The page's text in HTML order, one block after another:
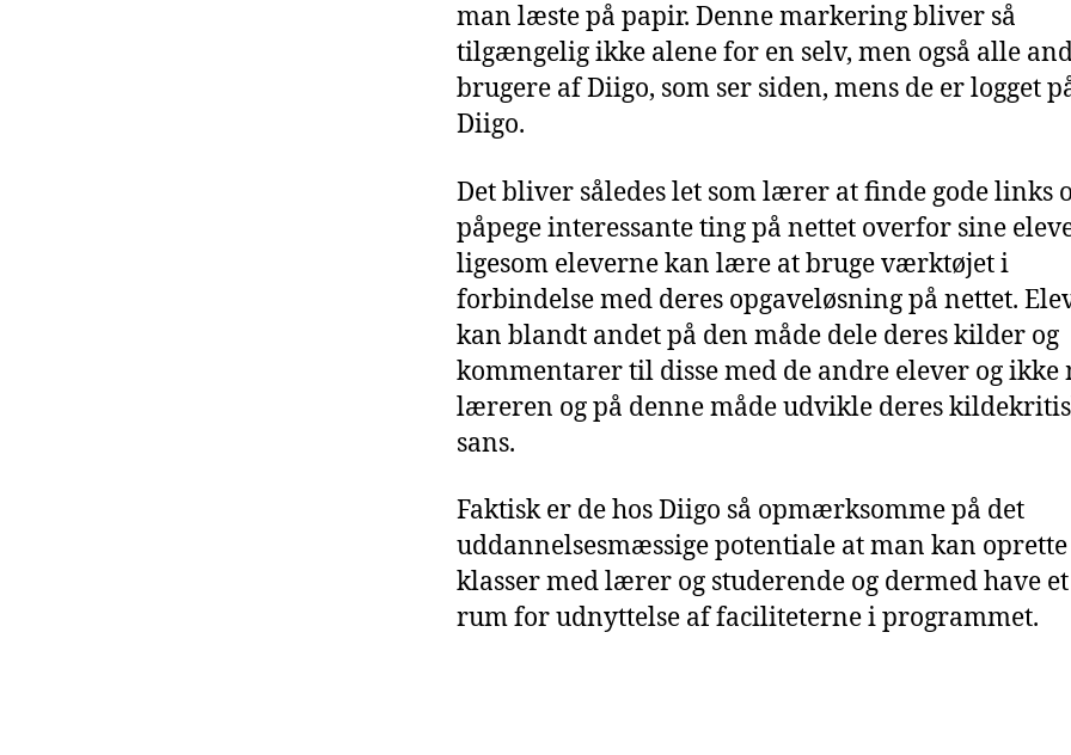
man læste på papir. Denne markering bliver så
tilgængelig ikke alene for en selv, men også alle
brugere af Diigo, som ser siden, mens de er logget
Diigo.
Det bliver således let som lærer at finde gode links
påpege interessante ting på nettet overfor sine
ligesom eleverne kan lære at bruge værktøjet i
forbindelse med deres opgaveløsning på nettet.
kan blandt andet på den måde dele deres kilder og
kommentarer til disse med de andre elever og ikke
læreren og på denne måde udvikle deres
sans.
Faktisk er de hos Diigo så opmærksomme på det
uddannelsesmæssige potentiale at man kan oprette
klasser med lærer og studerende og dermed have
rum for udnyttelse af faciliteterne i programmet.